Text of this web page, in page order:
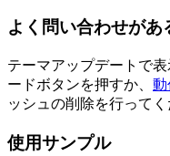
よく問い合わせがあ
テーマアップデートで
ードボタンを押すか、 動
ッシュの削除を行ってく
使用サンプル